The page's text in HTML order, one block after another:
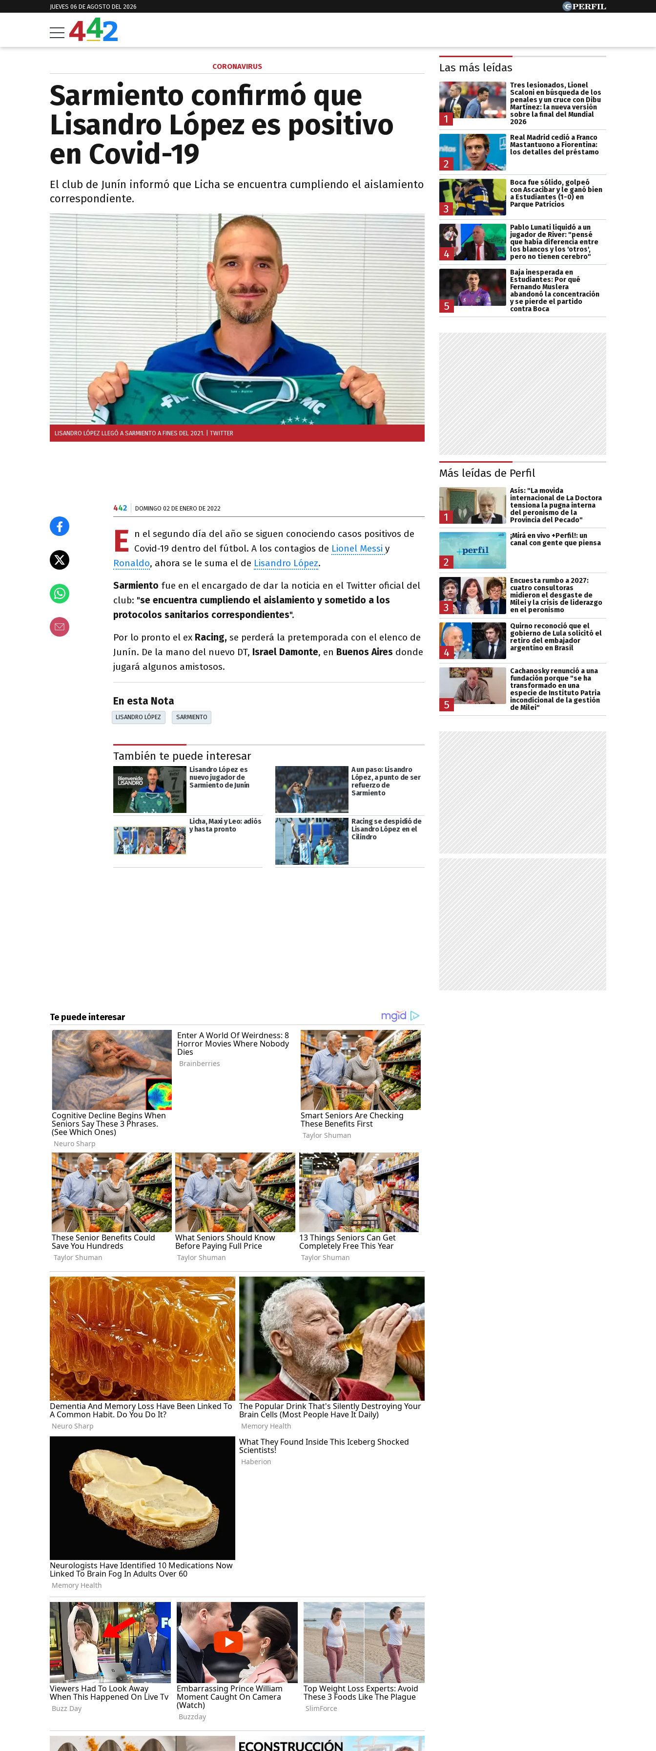
JUEVES 06 DE AGOSTO DEL 2026
CORONAVIRUS
Sarmiento confirmó que
Lisandro López es positivo
en Covid-19
El club de Junín informó que Licha se encuentra cumpliendo el aislamiento
correspondiente.
LISANDRO LÓPEZ LLEGÓ A SARMIENTO A FINES DEL 2021. | TWITTER
442 DOMINGO 02 DE ENERO DE 2022
E
n el segundo día del año se siguen conociendo casos positivos de
Covid-19 dentro del fútbol. A los contagios de Lionel Messi y
Ronaldo, ahora se le suma el de Lisandro López.
Sarmiento fue en el encargado de dar la noticia en el Twitter oficial del
club: "se encuentra cumpliendo el aislamiento y sometido a los
protocolos sanitarios correspondientes".
Por lo pronto el ex Racing, se perderá la pretemporada con el elenco de
Junín. De la mano del nuevo DT, Israel Damonte, en Buenos Aires donde
jugará algunos amistosos.
En esta Nota
LISANDRO LÓPEZ SARMIENTO
También te puede interesar
Lisandro López es
nuevo jugador de
Sarmiento de Junín
A un paso: Lisandro
López, a punto de ser
refuerzo de
Sarmiento
Licha, Maxi y Leo: adiós
y hasta pronto
Racing se despidió de
Lisandro López en el
Cilindro
Las más leídas
1
Tres lesionados, Lionel
Scaloni en búsqueda de los
penales y un cruce con Dibu
Martínez: la nueva versión
sobre la final del Mundial
2026
2
Real Madrid cedió a Franco
Mastantuono a Fiorentina:
los detalles del préstamo
3
Boca fue sólido, golpeó
con Ascacibar y le ganó bien
a Estudiantes (1-0) en
Parque Patricios
4
Pablo Lunati liquidó a un
jugador de River: "pensé
que había diferencia entre
los blancos y los 'otros',
pero no tienen cerebro"
5
Baja inesperada en
Estudiantes: Por qué
Fernando Muslera
abandonó la concentración
y se pierde el partido
contra Boca
Más leídas de Perfil
1
Asís: "La movida
internacional de La Doctora
tensiona la pugna interna
del peronismo de la
Provincia del Pecado"
2
¡Mirá en vivo +Perfil!: un
canal con gente que piensa
3
Encuesta rumbo a 2027:
cuatro consultoras
midieron el desgaste de
Milei y la crisis de liderazgo
en el peronismo
4
Quirno reconoció que el
gobierno de Lula solicitó el
retiro del embajador
argentino en Brasil
5
Cachanosky renunció a una
fundación porque "se ha
transformado en una
especie de Instituto Patria
incondicional de la gestión
de Milei"